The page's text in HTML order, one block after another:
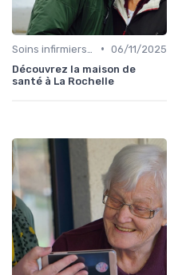
• 06/11/2025
Découvrez la maison de
santé à La Rochelle